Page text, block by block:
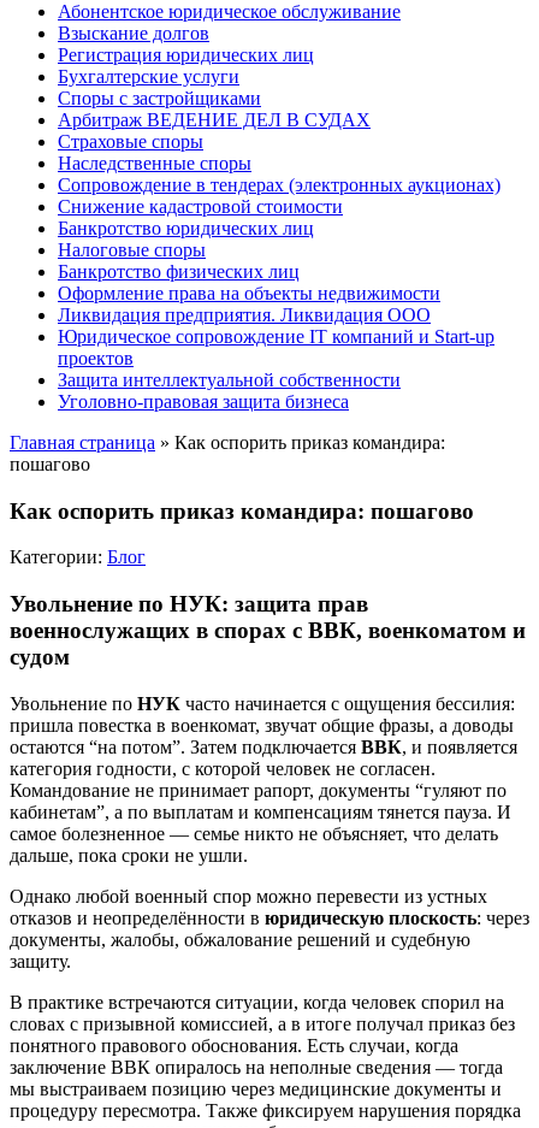
Абонентское юридическое обслуживание
Взыскание долгов
Регистрация юридических лиц
Бухгалтерские услуги
Споры с застройщиками
Арбитраж ВЕДЕНИЕ ДЕЛ В СУДАХ
Страховые споры
Наследственные споры
Сопровождение в тендерах (электронных аукционах)
Снижение кадастровой стоимости
Банкротство юридических лиц
Налоговые споры
Банкротство физических лиц
Оформление права на объекты недвижимости
Ликвидация предприятия. Ликвидация ООО
Юридическое сопровождение IT компаний и Start-up
проектов
Защита интеллектуальной собственности
Уголовно-правовая защита бизнеса
Главная страница » Как оспорить приказ командира:
пошагово
Как оспорить приказ командира: пошагово
Категории: Блог
Увольнение по НУК: защита прав
военнослужащих в спорах с ВВК, военкоматом и
судом
Увольнение по НУК часто начинается с ощущения бессилия:
пришла повестка в военкомат, звучат общие фразы, а доводы
остаются “на потом”. Затем подключается ВВК, и появляется
категория годности, с которой человек не согласен.
Командование не принимает рапорт, документы “гуляют по
кабинетам”, а по выплатам и компенсациям тянется пауза. И
самое болезненное — семье никто не объясняет, что делать
дальше, пока сроки не ушли.
Однако любой военный спор можно перевести из устных
отказов и неопределённости в юридическую плоскость: через
документы, жалобы, обжалование решений и судебную
защиту.
В практике встречаются ситуации, когда человек спорил на
словах с призывной комиссией, а в итоге получал приказ без
понятного правового обоснования. Есть случаи, когда
заключение ВВК опиралось на неполные сведения — тогда
мы выстраиваем позицию через медицинские документы и
процедуру пересмотра. Также фиксируем нарушения порядка